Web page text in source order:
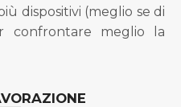
dispositivi (meglio se di
confrontare meglio la